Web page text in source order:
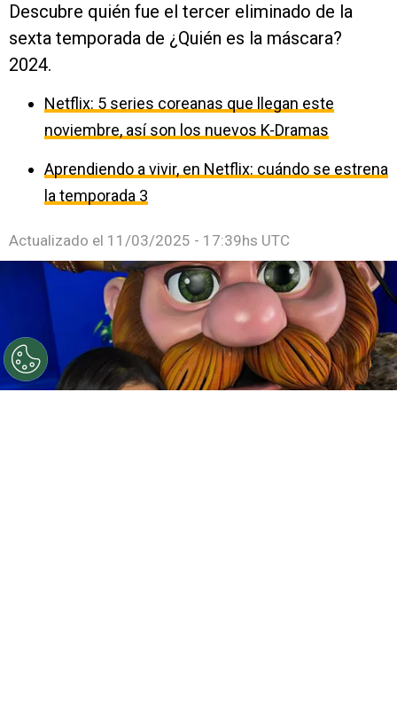
Descubre quién fue el tercer eliminado de la
sexta temporada de ¿Quién es la máscara?
2024.
Netflix: 5 series coreanas que llegan este
noviembre, así son los nuevos K-Dramas
Aprendiendo a vivir, en Netflix: cuándo se estrena
la temporada 3
Actualizado el 11/03/2025 - 17:39hs UTC